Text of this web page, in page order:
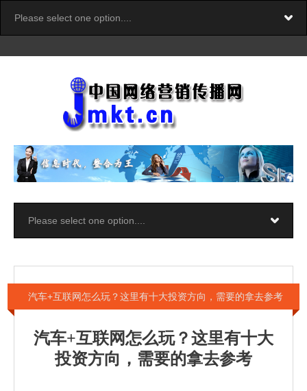
汽车+互联网怎么玩？这里有十大投资方向，需要的拿去参考
汽车+互联网怎么玩？这里有十大
投资方向，需要的拿去参考